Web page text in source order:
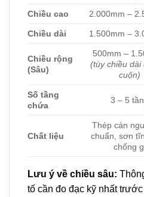
Chiều cao 2.000mm –
Chiều dài 1.500mm –
Chiều rộng
(Sâu)
500mm –
(tùy chiều dài
cuộn)
Số tầng
chứa
3 – 5
Chất liệu
Thép cán
chuẩn, sơn
chống
Lưu ý về chiều sâu:
tố cần đo đạc kỹ nhất